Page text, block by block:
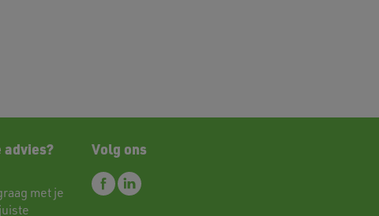
advies?
met je
Volg ons